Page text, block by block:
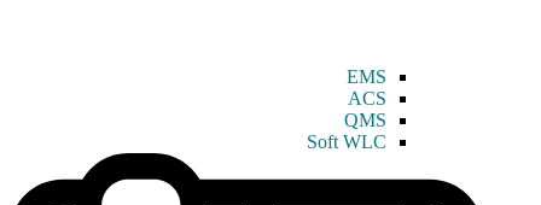
EMS
ACS
QMS
Soft WLC